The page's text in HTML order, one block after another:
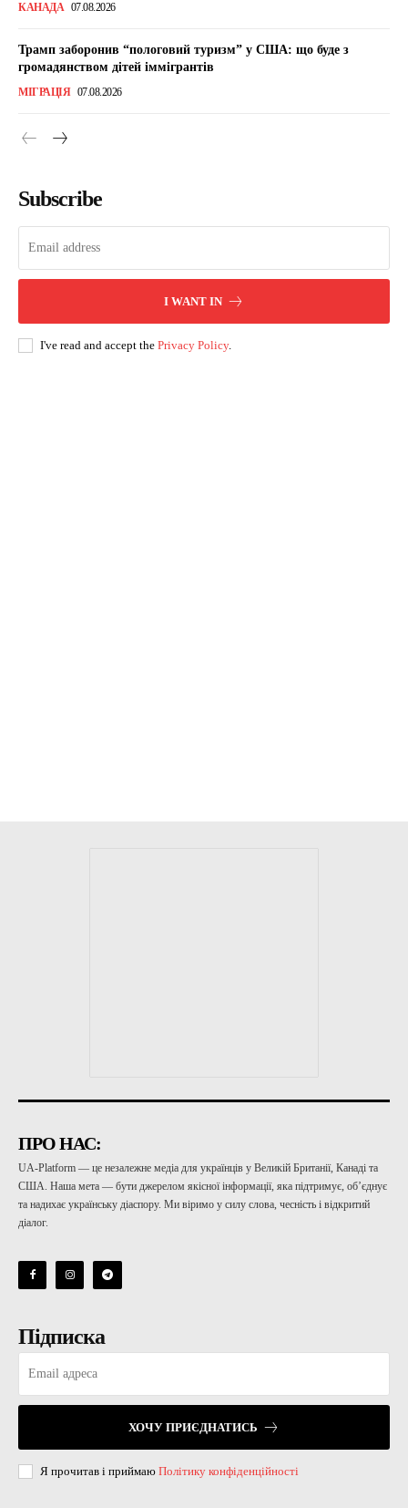
КАНАДА 07.08.2026
Трамп заборонив “пологовий туризм” у США: що буде з
громадянством дітей іммігрантів
МІГРАЦІЯ 07.08.2026
Subscribe
I WANT IN
I've read and accept the Privacy Policy.
ПРО НАС:
UA-Platform — це незалежне медіа для українців у Великій Британії, Канаді та
США. Наша мета — бути джерелом якісної інформації, яка підтримує, об’єднує
та надихає українську діаспору. Ми віримо у силу слова, чесність і відкритий
діалог.
Підписка
ХОЧУ ПРИЄДНАТИСЬ
Я прочитав і приймаю Політику конфіденційності